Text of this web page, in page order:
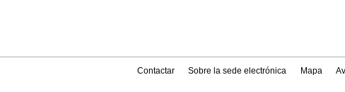
Contactar Sobre la sede electrónica Mapa